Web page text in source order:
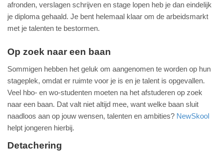
afronden, verslagen schrijven en stage lopen heb je dan eindelijk
je diploma gehaald. Je bent helemaal klaar om de arbeidsmarkt
met je talenten te bestormen.
Op zoek naar een baan
Sommigen hebben het geluk om aangenomen te worden op hun
stageplek, omdat er ruimte voor je is en je talent is opgevallen.
Veel hbo- en wo-studenten moeten na het afstuderen op zoek
naar een baan. Dat valt niet altijd mee, want welke baan sluit
naadloos aan op jouw wensen, talenten en ambities? NewSkool
helpt jongeren hierbij.
Detachering